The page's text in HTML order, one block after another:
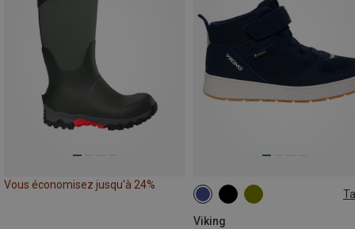
Vous économisez jusqu'à 24%
Viking